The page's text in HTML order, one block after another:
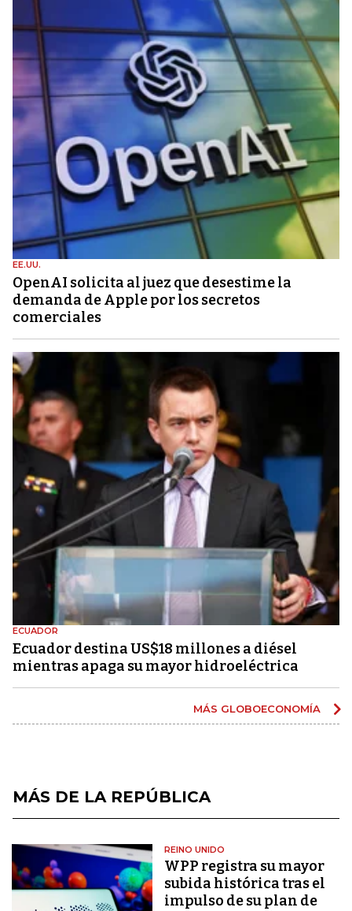
EE.UU.
OpenAI solicita al juez que desestime la
demanda de Apple por los secretos
comerciales
ECUADOR
Ecuador destina US$18 millones a diésel
mientras apaga su mayor hidroeléctrica
MÁS GLOBOECONOMÍA
MÁS DE LA REPÚBLICA
REINO UNIDO
WPP registra su mayor
subida histórica tras el
impulso de su plan de